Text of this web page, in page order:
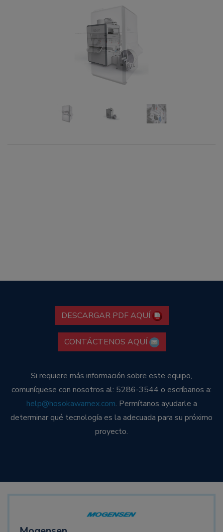
DESCARGAR PDF AQUÍ
CONTÁCTENOS AQUÍ
Si requiere más información sobre este equipo,
comuníquese con nosotros al: 5286-3544 o escríbanos a:
help@hosokawamex.com. Permítanos ayudarle a
determinar qué tecnología es la adecuada para su próximo
proyecto.